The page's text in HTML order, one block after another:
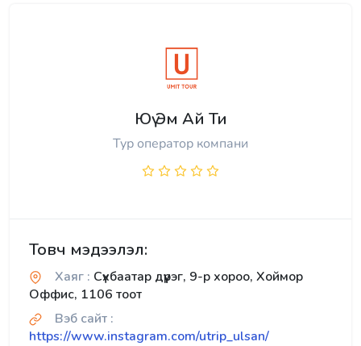
Юү Эм Ай Ти
Тур оператор компани
Товч мэдээлэл:
Хаяг : Сүхбаатар дүүрэг, 9-р хороо, Хоймор
Оффис, 1106 тоот
Вэб сайт :
https://www.instagram.com/utrip_ulsan/